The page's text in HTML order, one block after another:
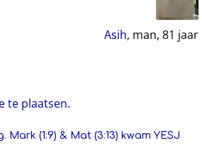
Asih, man, 81 jaar
te plaatsen.
Mark (1:9) & Mat (3:13) kwam YESJ